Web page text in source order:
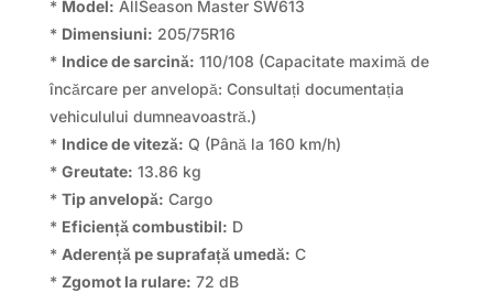
* Model: AllSeason Master SW613
* Dimensiuni: 205/75R16
* Indice de sarcină: 110/108 (Capacitate maximă de
încărcare per anvelopă: Consultați documentația
vehiculului dumneavoastră.)
* Indice de viteză: Q (Până la 160 km/h)
* Greutate: 13.86 kg
* Tip anvelopă: Cargo
* Eficiență combustibil: D
* Aderență pe suprafață umedă: C
* Zgomot la rulare: 72 dB